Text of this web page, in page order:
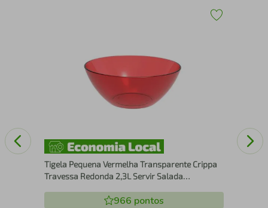
Tigela Pequena Vermelha Transparente Crippa
Travessa Redonda 2,3L Servir Salada
966 pontos